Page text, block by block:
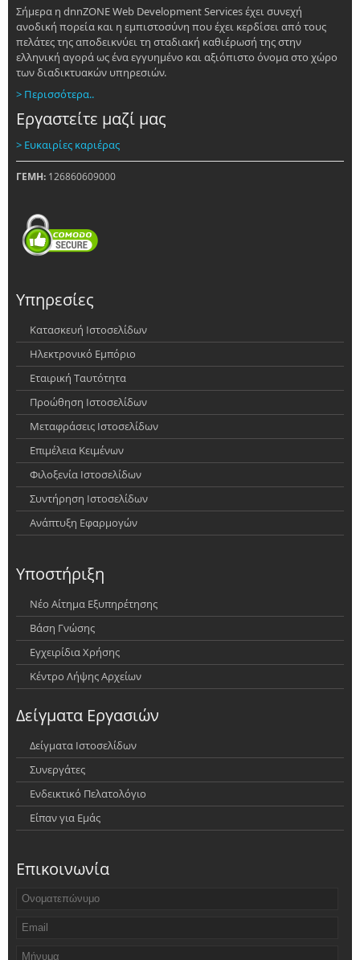
την
κλιματική
αλλαγή
Σήμερα η dnnZONE Web Development Services έχει συνεχή
ανοδική πορεία και η εμπιστοσύνη που έχει κερδίσει από τους
πελάτες της αποδεικνύει τη σταδιακή καθιέρωσή της στην
ελληνική αγορά ως ένα εγγυημένο και αξιόπιστο όνομα στο χώρο
των διαδικτυακών υπηρεσιών.
> Περισσότερα..
Εργαστείτε μαζί μας
> Ευκαιρίες καριέρας
ΓΕΜΗ: 126860609000
Υπηρεσίες
Κατασκευή Ιστοσελίδων
Ηλεκτρονικό Εμπόριο
Εταιρική Ταυτότητα
Προώθηση Ιστοσελίδων
Μεταφράσεις Ιστοσελίδων
Επιμέλεια Κειμένων
Φιλοξενία Ιστοσελίδων
Συντήρηση Ιστοσελίδων
Ανάπτυξη Εφαρμογών
Υποστήριξη
Νέο Αίτημα Εξυπηρέτησης
Βάση Γνώσης
Εγχειρίδια Χρήσης
Κέντρο Λήψης Αρχείων
Δείγματα Εργασιών
Δείγματα Ιστοσελίδων
Συνεργάτες
Ενδεικτικό Πελατολόγιο
Είπαν για Εμάς
Επικοινωνία